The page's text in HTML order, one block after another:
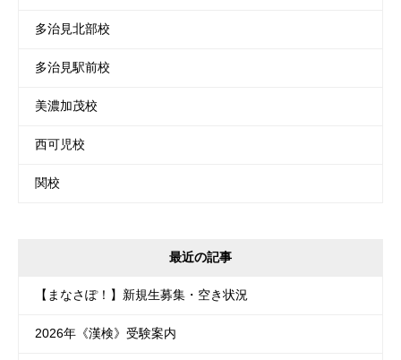
多治見北部校
多治見駅前校
美濃加茂校
西可児校
関校
最近の記事
【まなさぽ！】新規生募集・空き状況
2026年《漢検》受験案内